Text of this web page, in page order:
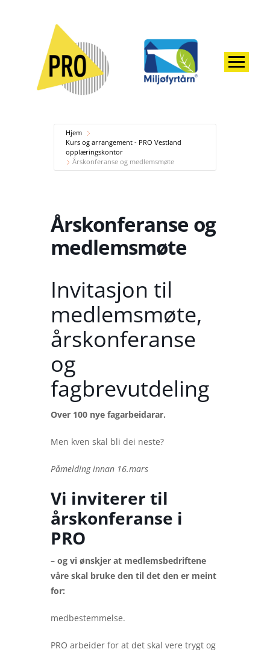
Hjem
Kurs og arrangement - PRO Vestland
opplæringskontor
Årskonferanse og medlemsmøte
Årskonferanse og
medlemsmøte
Invitasjon til
medlemsmøte,
årskonferanse
og
fagbrevutdeling
Over 100 nye fagarbeidarar.
Men kven skal bli dei neste?
Påmelding innan 16.mars
Vi inviterer til
årskonferanse i
PRO
– og vi ønskjer at medlemsbedriftene
våre skal bruke den til det den er meint
for:
medbestemmelse.
PRO arbeider for at det skal vere trygt og